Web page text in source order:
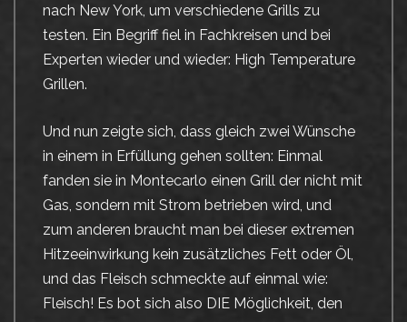
nach New York, um verschiedene Grills zu
testen. Ein Begriff fiel in Fachkreisen und bei
Experten wieder und wieder: High Temperature
Grillen.
Und nun zeigte sich, dass gleich zwei Wünsche
in einem in Erfüllung gehen sollten: Einmal
fanden sie in Montecarlo einen Grill der nicht mit
Gas, sondern mit Strom betrieben wird, und
zum anderen braucht man bei dieser extremen
Hitzeeinwirkung kein zusätzliches Fett oder Öl,
und das Fleisch schmeckte auf einmal wie:
Fleisch! Es bot sich also DIE Möglichkeit, den